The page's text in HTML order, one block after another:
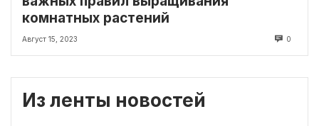
комнатных растений
Август 15, 2023 0
Из ленты новостей